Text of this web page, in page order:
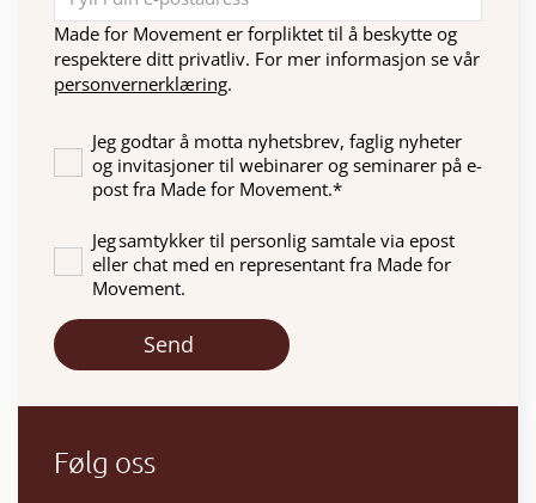
Made for Movement er forpliktet til å beskytte og
respektere ditt privatliv. For mer informasjon se vår
personvernerklæring.
Jeg godtar å motta nyhetsbrev, faglig nyheter
og invitasjoner til webinarer og seminarer på e-
post fra Made for Movement.*
Jeg samtykker til personlig samtale via epost
eller chat med en representant fra Made for
Movement.
Følg oss